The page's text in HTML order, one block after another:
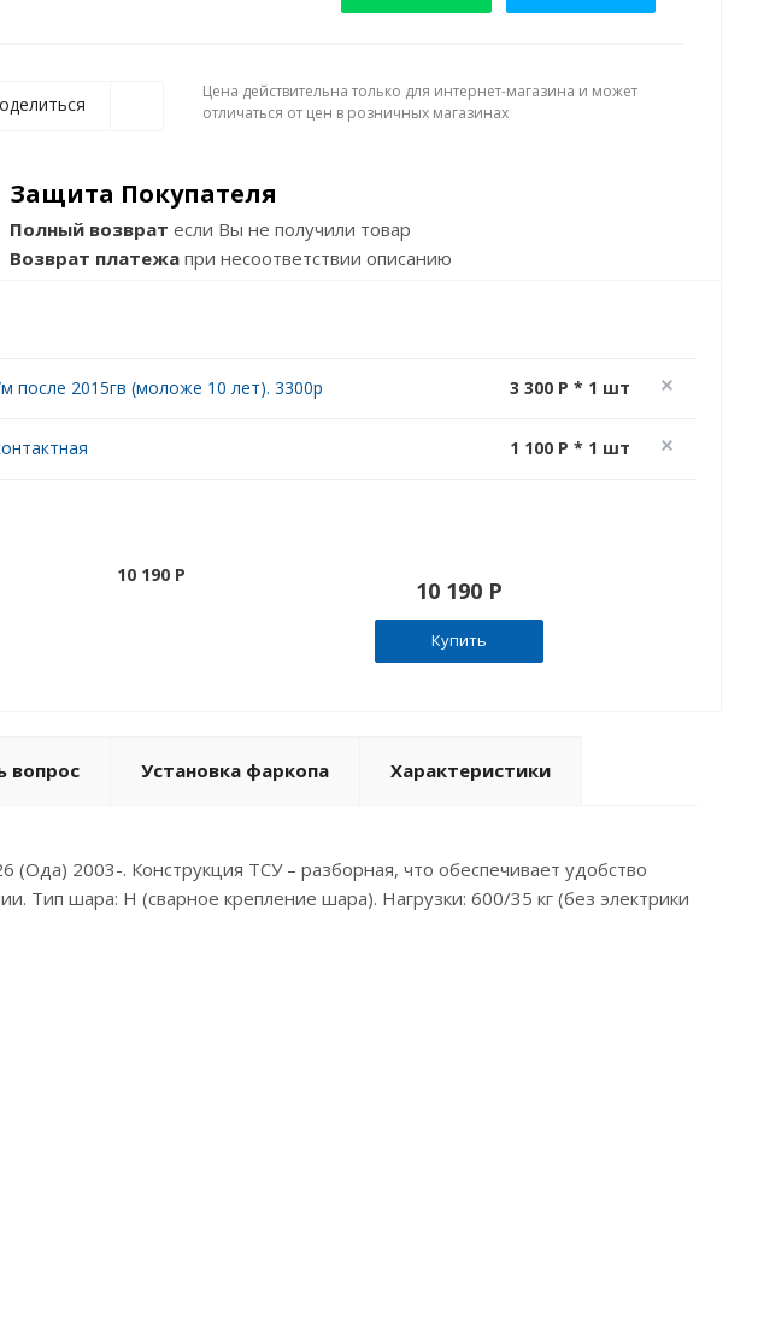
Цена действительна только для интернет-магазина и может
отличаться от цен в розничных магазинах
Защита Покупателя
Полный возврат если Вы не получили товар
Возврат платежа при несоответствии описанию
после 2015гв (моложе 10 лет). 3300р 3 300 P * 1 шт
1 100 P * 1 шт
10 190 P
10 190 P
Купить
вопрос Установка фаркопа Характеристики
2003-. Конструкция ТСУ – разборная, что обеспечивает удобство
Тип шара: Н (сварное крепление шара). Нагрузки: 600/35 кг (без электрики